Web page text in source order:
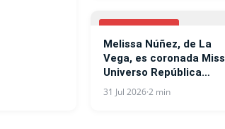
ESPECTACULOS
Melissa Núñez, de La
Vega, es coronada Miss
Universo República
Dominicana 2026
31 Jul 2026·2 min